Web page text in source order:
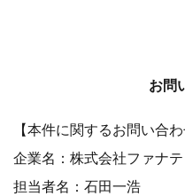
お問
【本件に関するお問い合わ
企業名：株式会社ファナ
担当者名：石田一浩